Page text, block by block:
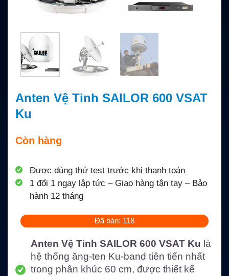
Anten Vệ Tinh SAILOR 600 VSAT
Ku
Còn hàng
Được dùng thử test trước khi thanh toán
1 đổi 1 ngay lập tức – Giao hàng tận tay – Bảo
hành 12 tháng
Đã bán: 118
Anten Vệ Tinh SAILOR 600 VSAT Ku là
hệ thống ăng-ten Ku-band tiên tiến nhất
trong phân khúc 60 cm, được thiết kế